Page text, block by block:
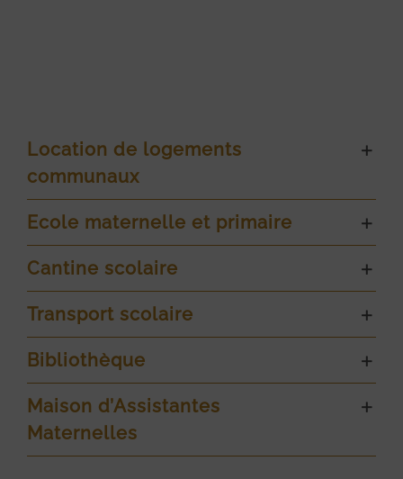
Location de logements
communaux
Ecole maternelle et primaire
Cantine scolaire
Transport scolaire
Bibliothèque
Maison d’Assistantes
Maternelles